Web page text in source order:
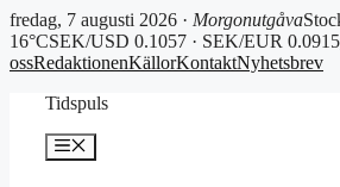
fredag, 7 augusti 2026 · Morgonutgåva
16°CSEK/USD 0.1057 · SEK/EUR 0.0915
ossRedaktionenKällorKontaktNyhetsbrev
Tidspuls
Meny